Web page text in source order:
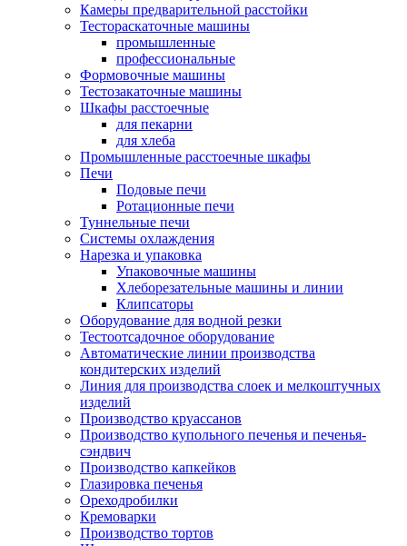
Камеры предварительной расстойки
Тестораскаточные машины
промышленные
профессиональные
Формовочные машины
Тестозакаточные машины
Шкафы расстоечные
для пекарни
для хлеба
Промышленные расстоечные шкафы
Печи
Подовые печи
Ротационные печи
Туннельные печи
Системы охлаждения
Нарезка и упаковка
Упаковочные машины
Хлеборезательные машины и линии
Клипсаторы
Оборудование для водной резки
Тестоотсадочное оборудование
Автоматические линии производства
кондитерских изделий
Линия для производства слоек и мелкоштучных
изделий
Производство круассанов
Производство купольного печенья и печенья-
сэндвич
Производство капкейков
Глазировка печенья
Ореходробилки
Кремоварки
Производство тортов